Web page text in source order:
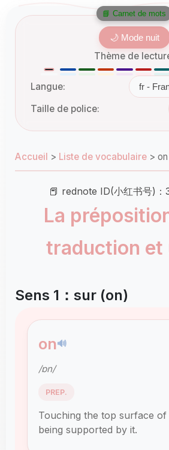
🌙 Mode nuit
Thème de
Langue:
Taille de police:
Accueil > Liste de vocabulaire > on
📕 rednote ID(小红书号)：
La
traduction et
Sens 1：sur (on)
on🔊
/ɒn/
PREP.
Touching the top surface of
being supported by it.
📘 Carnet de mots